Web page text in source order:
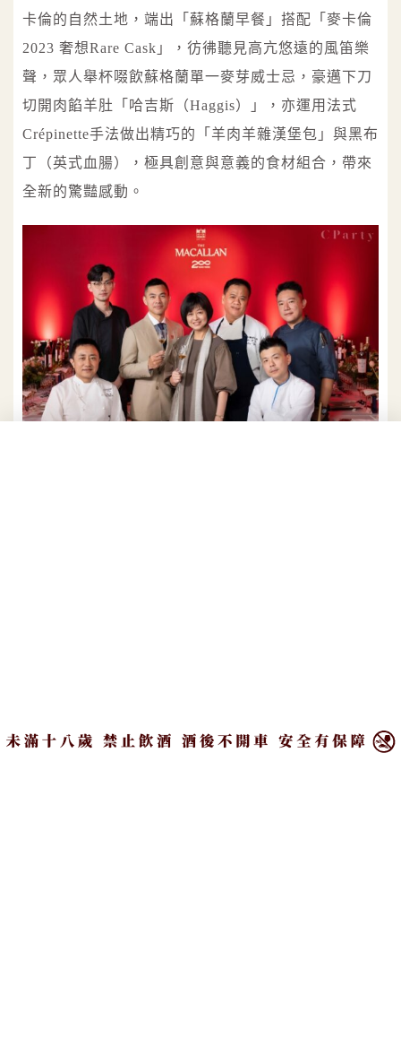
卡倫的自然土地，端出「蘇格蘭早餐」搭配「麥卡倫
2023 奢想Rare Cask」，彷彿聽見高亢悠遠的風笛樂
聲，眾人舉杯啜飲蘇格蘭單一麥芽威士忌，豪邁下刀
切開肉餡羊肚「哈吉斯（Haggis）」，亦運用法式
Crépinette手法做出精巧的「羊肉羊雜漢堡包」與黑布
丁（英式血腸），極具創意與意義的食材組合，帶來
全新的驚豔感動。
的非凡風味。